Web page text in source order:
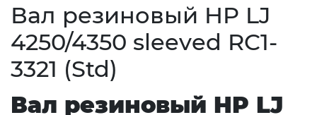
Вал резиновый HP LJ
4250/4350 sleeved RC1-
3321 (Std)
Вал резиновый HP LJ